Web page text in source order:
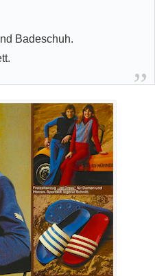
Badeschuh.